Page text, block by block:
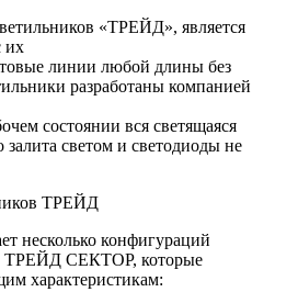
«ТРЕЙД», является
их
линии любой длины без
разработаны компанией
состоянии вся светящаяся
светом и светодиоды не
ТРЕЙД
несколько конфигураций
ТРЕЙД СЕКТОР, которые
характеристикам: